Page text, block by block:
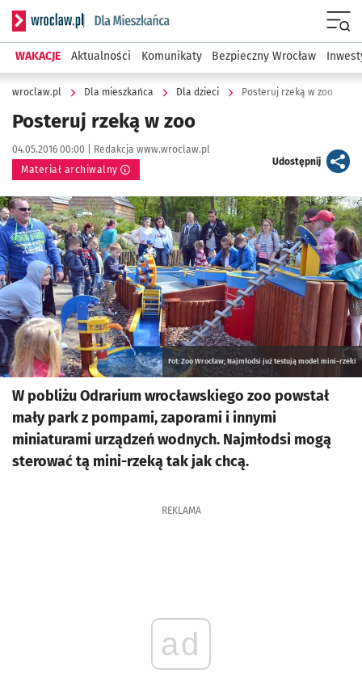
Serwis informacyjny wroclaw.pl podserwis: Dla mieszkańca
WAKACJE Aktualności Komunikaty Bezpieczny Wrocław
wroclaw.pl Dla mieszkańca Dla dzieci Posteruj rzeką w zoo
Posteruj rzeką w zoo
Data publikacji:
04.05.2016 00:00 | Autor:
Redakcja www.wroclaw.pl
Materiał archiwalny
Udostępnijartykuł
Kliknij, aby powiększyć
Fot: Zoo Wrocław; Najmłodsi już testują model mini-rzeki
W pobliżu Odrarium wrocławskiego zoo powstał
mały park z pompami, zaporami i innymi
miniaturami urządzeń wodnych. Najmłodsi mogą
sterować tą mini-rzeką tak jak chcą.
REKLAMA
ad